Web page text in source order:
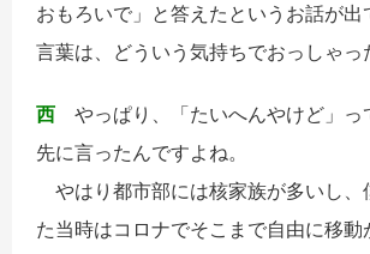
おもろいで」と答えたというお話が
言葉は、どういう気持ちでおっしゃっ
西 やっぱり、「たいへんやけど」っ
先に言ったんですよね。
やはり都市部には核家族が多いし、
た当時はコロナでそこまで自由に移